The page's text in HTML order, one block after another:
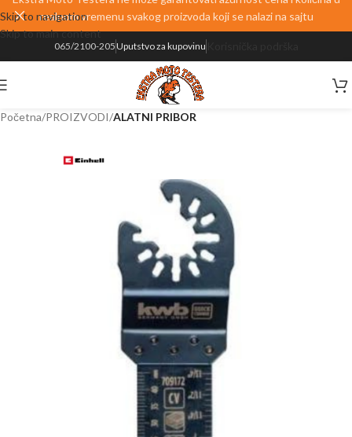
Skip to navigation
Skip to main content
realnom vremenu svakog proizvoda koji se nalazi na sajtu
065/2100-205Uputstvo za kupovinu
Početna PROIZVODI ALATNI PRIBOR